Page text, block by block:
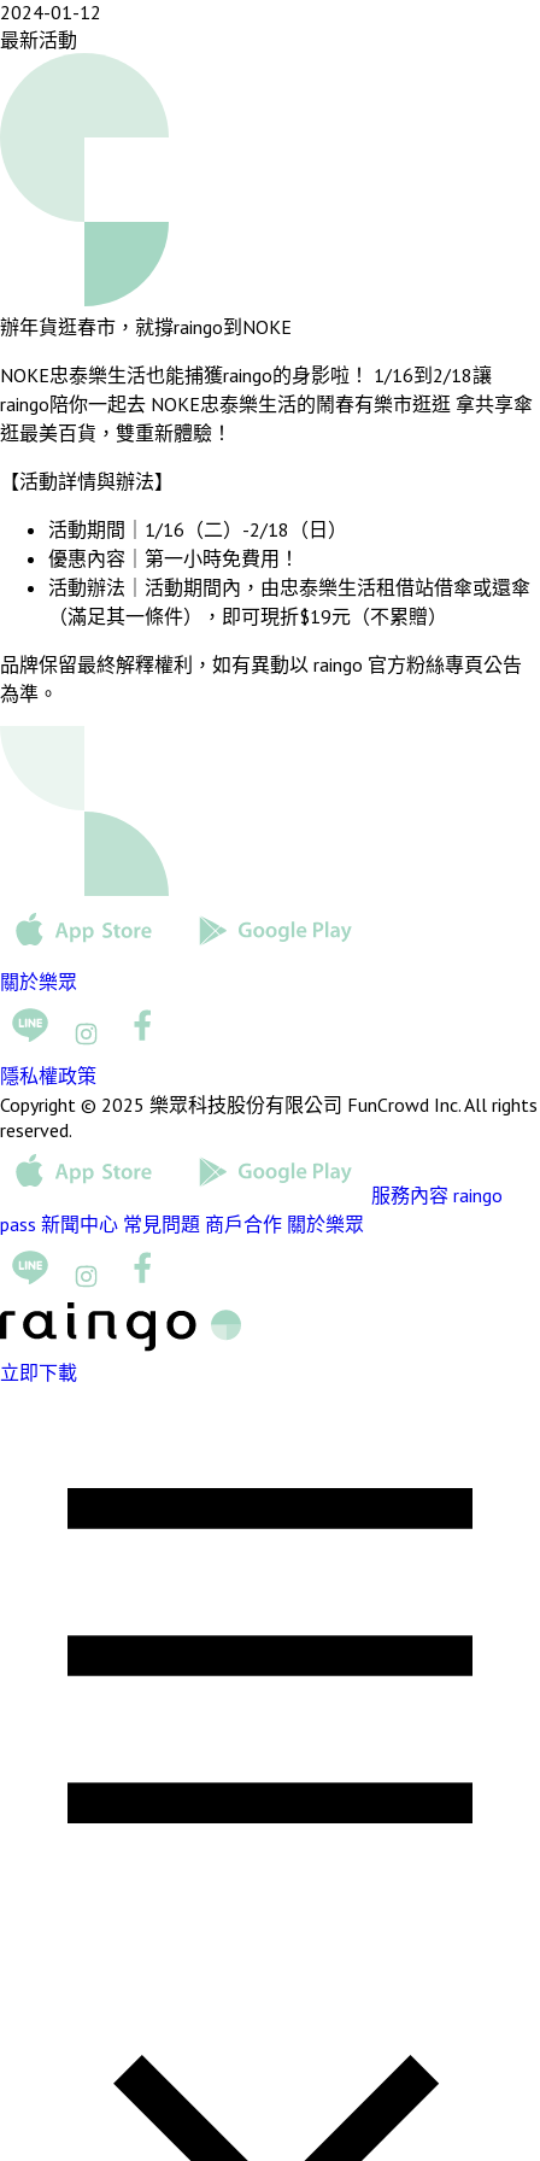
2024-01-12
最新活動
辦年貨逛春市，就撐raingo到NOKE
NOKE忠泰樂生活也能捕獲raingo的身影啦！ 1/16到2/18讓
raingo陪你一起去 NOKE忠泰樂生活的鬧春有樂市逛逛 拿共享傘
逛最美百貨，雙重新體驗！
【活動詳情與辦法】
活動期間｜1/16（二）-2/18（日）
優惠內容｜第一小時免費用！
活動辦法｜活動期間內，由忠泰樂生活租借站借傘或還傘
（滿足其一條件），即可現折$19元（不累贈）
品牌保留最終解釋權利，如有異動以 raingo 官方粉絲專頁公告
為準。
關於樂眾
隱私權政策
Copyright © 2025 樂眾科技股份有限公司 FunCrowd Inc. All rights
reserved.
服務內容 raingo
pass 新聞中心 常見問題 商戶合作 關於樂眾
立即下載